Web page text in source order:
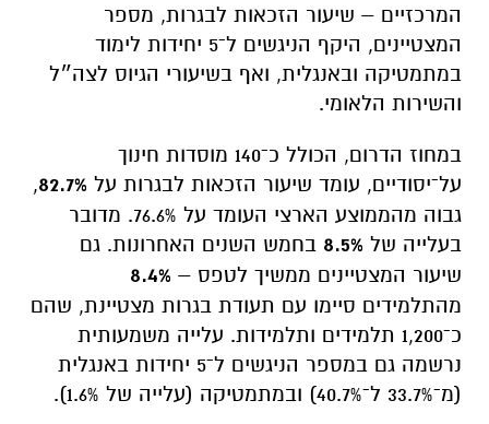
המרכזיים – שיעור הזכאות לבגרות, מספר
המצטיינים, היקף הניגשים ל־5 יחידות לימוד
במתמטיקה ובאנגלית, ואף בשיעורי הגיוס לצה״ל
והשירות הלאומי.
במחוז הדרום, הכולל כ־140 מוסדות חינוך
על־יסודיים, עומד שיעור הזכאות לבגרות על 82.7%
,
גבוה מהממוצע הארצי העומד על 76.6%. מדובר
בעלייה של 8.5% בחמש השנים האחרונות. גם
שיעור המצטיינים ממשיך לטפס – 8.4%
מהתלמידים סיימו עם תעודת בגרות מצטיינת, שהם
כ־1,200 תלמידים ותלמידות. עלייה משמעותית
נרשמה גם במספר הניגשים ל־5 יחידות באנגלית
(מ־33.7% ל־40.7%) ובמתמטיקה (עלייה של 1.6%).